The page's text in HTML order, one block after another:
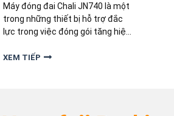
Máy đóng đai Chali JN740 là một
trong những thiết bị hỗ trợ đắc
lực trong việc đóng gói tăng hiệu
nào? Cùng tìm hiểu Hướng Dẫn
XEM TIẾP